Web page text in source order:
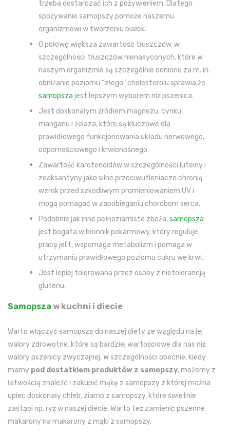
trzeba dostarczać ich z pożywieniem. Dlatego
spożywanie samopszy pomoże naszemu
organizmowi w tworzeniu białek.
O połowę większa zawartość tłuszczów, w
szczególności tłuszczów nienasyconych, które w
naszym organizmie są szczególnie cenione za m. in.
obniżanie poziomu “złego” cholesterolu sprawia,że
samopsza jest lepszym wyborem niż pszenica.
Jest doskonałym źródłem magnezu, cynku,
manganu i żelaza, które są kluczowe dla
prawidłowego funkcjonowania układu nerwowego,
odpornościowego i krwionośnego.
Zawartość karotenoidów w szczególności luteiny i
zeaksantyny jako silne przeciwutleniacze chronią
wzrok przed szkodliwym promieniowaniem UV i
mogą pomagać w zapobieganiu chorobom serca.
Podobnie jak inne pełnoziarniste zboża,samopsza
jest bogata w błonnik pokarmowy, który reguluje
pracę jelit, wspomaga metabolizm i pomaga w
utrzymaniu prawidłowego poziomu cukru we krwi.
Jest lepiej tolerowana przez osoby z nietolerancją
glutenu.
Samopsza w kuchni i diecie
Warto włączyć samopszę do naszej diety ze względu na jej
walory zdrowotne, które są bardziej wartościowe dla nas niż
walory pszenicy zwyczajnej. W szczególności obecnie, kiedy
mamy pod dostatkiem produktów z samopszy, możemy z
łatwością znaleźć i zakupić mąkę z samopszy z której można
upiec doskonały chleb, ziarno z samopszy, które świetnie
zastąpi np. ryż w naszej diecie. Warto też zamienić pszenne
makarony na makarony z mąki z samopszy.